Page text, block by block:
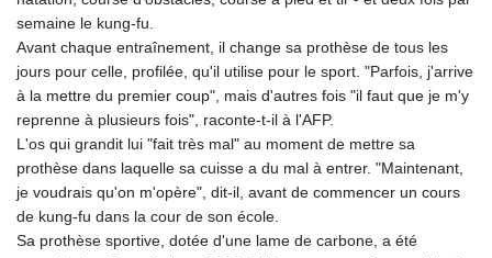
semaine le kung-fu.
Avant chaque entraînement, il change sa prothèse de tous les
jours pour celle, profilée, qu'il utilise pour le sport. "Parfois, j'arrive
à la mettre du premier coup", mais d'autres fois "il faut que je m'y
reprenne à plusieurs fois", raconte-t-il à l'AFP.
L'os qui grandit lui "fait très mal" au moment de mettre sa
prothèse dans laquelle sa cuisse a du mal à entrer. "Maintenant,
je voudrais qu'on m'opère", dit-il, avant de commencer un cours
de kung-fu dans la cour de son école.
Sa prothèse sportive, dotée d'une lame de carbone, a été